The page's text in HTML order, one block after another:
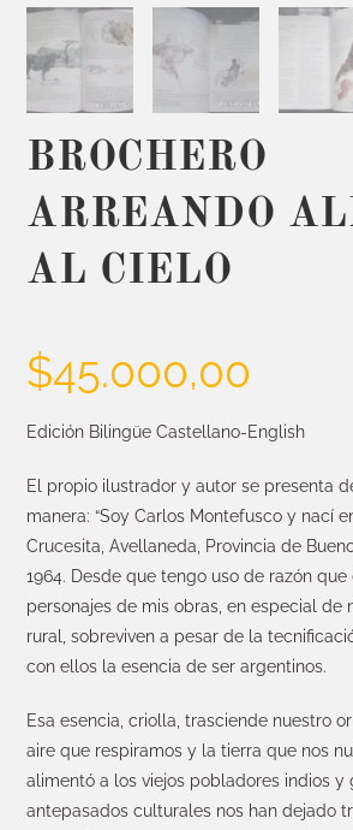
BROCHERO
ARREANDO
AL CIELO
$45.000,00
Edición Bilingüe Castellano-English
El propio ilustrador y autor se presenta
manera: “Soy Carlos Montefusco y nací
Crucesita, Avellaneda, Provincia de
1964. Desde que tengo uso de razón
personajes de mis obras, en especial de
rural, sobreviven a pesar de la
con ellos la esencia de ser argentinos.
Esa esencia, criolla, trasciende nuestro
aire que respiramos y la tierra que nos
alimentó a los viejos pobladores indios y
antepasados culturales nos han dejado